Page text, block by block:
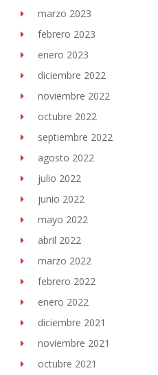
marzo 2023
febrero 2023
enero 2023
diciembre 2022
noviembre 2022
octubre 2022
septiembre 2022
agosto 2022
julio 2022
junio 2022
mayo 2022
abril 2022
marzo 2022
febrero 2022
enero 2022
diciembre 2021
noviembre 2021
octubre 2021